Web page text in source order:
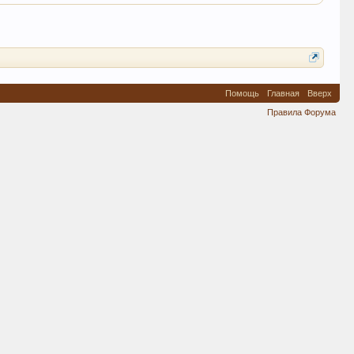
Помощь Главная
Вверх
Правила Форума